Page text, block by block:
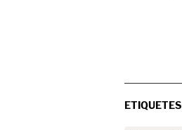
ETIQUETES